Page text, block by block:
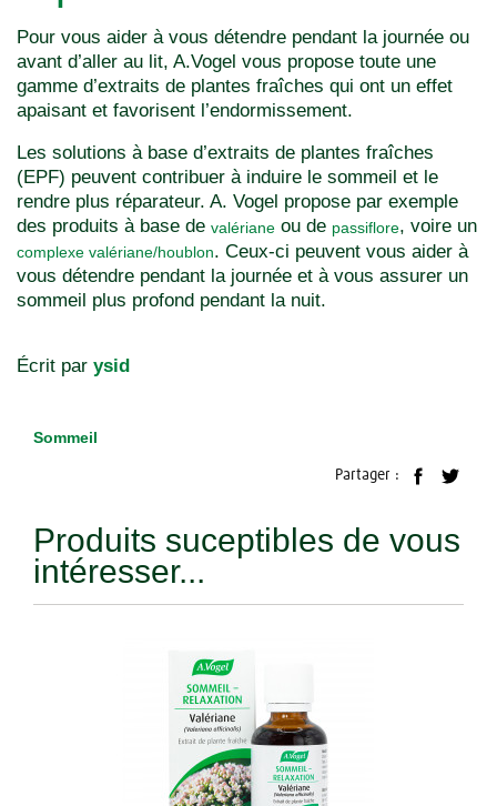
Pour vous aider à vous détendre pendant la journée ou
avant d’aller au lit, A.Vogel vous propose toute une
gamme d’extraits de plantes fraîches qui ont un effet
apaisant et favorisent l’endormissement.
Les solutions à base d’extraits de plantes fraîches
(EPF) peuvent contribuer à induire le sommeil et le
rendre plus réparateur. A. Vogel propose par exemple
des produits à base de valériane ou de passiflore, voire un
complexe valériane/houblon. Ceux-ci peuvent vous aider à
vous détendre pendant la journée et à vous assurer un
sommeil plus profond pendant la nuit.
Écrit par ysid
Sommeil
Partager :
Produits suceptibles de vous
intéresser...